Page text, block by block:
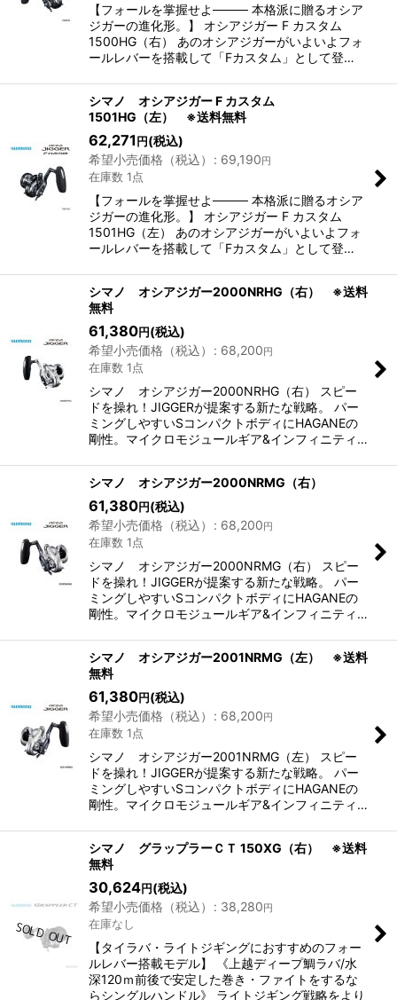
【フォールを掌握せよ──── 本格派に贈るオシア
ジガーの進化形。】 オシアジガー F カスタム
1500HG（右） あのオシアジガーがいよいよフォ
ールレバーを搭載して「Fカスタム」として登…
シマノ オシアジガー F カスタム
1501HG（左） ※送料無料
62,271 円 (税込)
希望小売価格（税込）
: 69,190 円
在庫数 1点
【フォールを掌握せよ──── 本格派に贈るオシア
ジガーの進化形。】 オシアジガー F カスタム
1501HG（左） あのオシアジガーがいよいよフォ
ールレバーを搭載して「Fカスタム」として登…
シマノ オシアジガー2000NRHG（右） ※送料
無料
61,380円 (税込)
希望小売価格（税込）
: 68,200 円
在庫数 1点
シマノ オシアジガー2000NRHG（右） スピー
ドを操れ！JIGGERが提案する新たな戦略。 パー
ミングしやすいSコンパクトボディにHAGANEの
剛性。マイクロモジュールギア&インフィニティ…
シマノ オシアジガー2000NRMG（右）
61,380円 (税込)
希望小売価格（税込）
: 68,200 円
在庫数 1点
シマノ オシアジガー2000NRMG（右） スピー
ドを操れ！JIGGERが提案する新たな戦略。 パー
ミングしやすいSコンパクトボディにHAGANEの
剛性。マイクロモジュールギア&インフィニティ…
シマノ オシアジガー2001NRMG（左） ※送料
無料
61,380円 (税込)
希望小売価格（税込）
: 68,200 円
在庫数 1点
シマノ オシアジガー2001NRMG（左） スピー
ドを操れ！JIGGERが提案する新たな戦略。 パー
ミングしやすいSコンパクトボディにHAGANEの
剛性。マイクロモジュールギア&インフィニティ…
シマノ グラップラーＣＴ 150XG（右） ※送料
無料
30,624円 (税込)
希望小売価格（税込）
: 38,280 円
在庫なし
【タイラバ・ライトジギングにおすすめのフォー
ルレバー搭載モデル】 《上越ディープ鯛ラバ/水
深120ｍ前後で安定した巻き・ファイトをするな
らシングルハンドル》 ライトジギング戦略をより